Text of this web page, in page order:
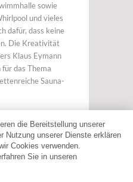
die Bereitstellung unserer
Nutzung unserer Dienste erklären
Cookies verwenden.
Sie in unseren
sowie
und vieles
dafür, dass keine
Die Kreativität
Klaus Eymann
für das Thema
Sauna-